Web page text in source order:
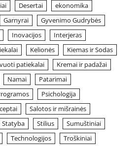
Desertai
ekonomika
Garnyrai
Gyvenimo Gudrybės
Inovacijos
Interjeras
Kelionės
Kiemas ir Sodas
patiekalai
Kremai ir padažai
Namai
Patarimai
Psichologija
Salotos ir mišrainės
Statyba Stilius
Sumuštiniai
Technologijos Troškiniai